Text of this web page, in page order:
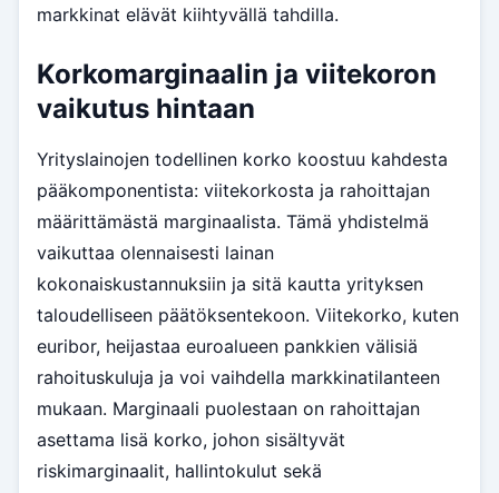
markkinat elävät kiihtyvällä tahdilla.
Korkomarginaalin ja viitekoron
vaikutus hintaan
Yrityslainojen todellinen korko koostuu kahdesta
pääkomponentista: viitekorkosta ja rahoittajan
määrittämästä marginaalista. Tämä yhdistelmä
vaikuttaa olennaisesti lainan
kokonaiskustannuksiin ja sitä kautta yrityksen
taloudelliseen päätöksentekoon. Viitekorko, kuten
euribor, heijastaa euroalueen pankkien välisiä
rahoituskuluja ja voi vaihdella markkinatilanteen
mukaan. Marginaali puolestaan on rahoittajan
asettama lisä korko, johon sisältyvät
riskimarginaalit, hallintokulut sekä